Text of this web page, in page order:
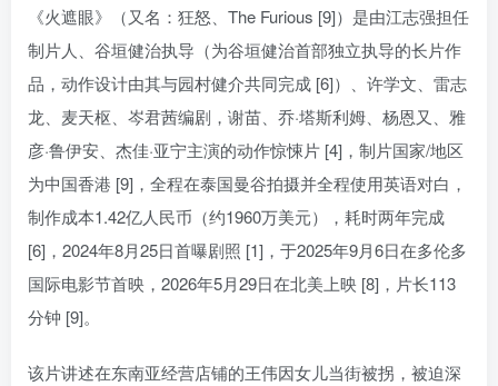
《火遮眼》（又名：狂怒、The Furious [9]）是由江志强担任
制片人、谷垣健治执导（为谷垣健治首部独立执导的长片作
品，动作设计由其与园村健介共同完成 [6]）、许学文、雷志
龙、麦天枢、岑君茜编剧，谢苗、乔·塔斯利姆、杨恩又、雅
彦·鲁伊安、杰佳·亚宁主演的动作惊悚片 [4]，制片国家/地区
为中国香港 [9]，全程在泰国曼谷拍摄并全程使用英语对白，
制作成本1.42亿人民币（约1960万美元），耗时两年完成
[6]，2024年8月25日首曝剧照 [1]，于2025年9月6日在多伦多
国际电影节首映，2026年5月29日在北美上映 [8]，片长113
分钟 [9]。
该片讲述在东南亚经营店铺的王伟因女儿当街被拐，被迫深